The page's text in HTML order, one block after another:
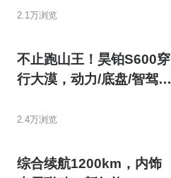
2.1万浏览
不止跑山王！昊铂S600穿
行大漠，动力/底盘/智驾皆
2.4万浏览
综合续航1200km，内饰